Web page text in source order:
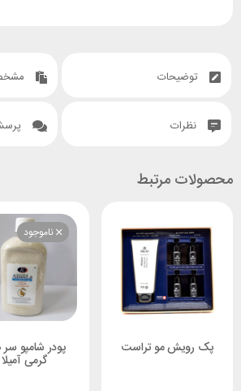
توضیحات
نظرات
محصولات مرتبط
پک رویش مو تراست
ناموجود
گرمی آمیلا